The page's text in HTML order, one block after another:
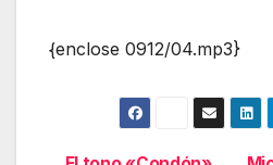
{enclose 0912/04.mp3}